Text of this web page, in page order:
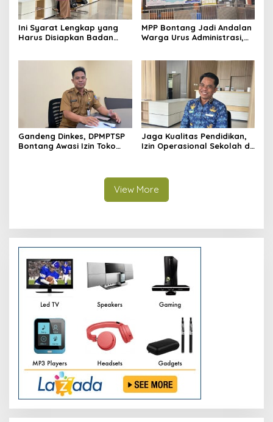
Ini Syarat Lengkap yang
Harus Disiapkan Badan
MPP Bontang Jadi Andalan
Warga Urus Administrasi,
Gandeng Dinkes, DPMPTSP
Bontang Awasi Izin Toko
Jaga Kualitas Pendidikan,
Izin Operasional Sekolah di
View More